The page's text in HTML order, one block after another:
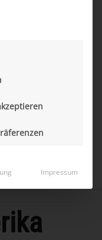
I 5.000
Impressum